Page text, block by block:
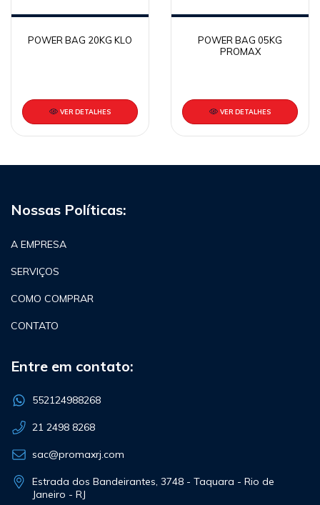
POWER BAG 20KG KLO
VER DETALHES
POWER BAG 05KG
PROMAX
VER DETALHES
Nossas Políticas:
A EMPRESA
SERVIÇOS
COMO COMPRAR
CONTATO
Entre em contato:
552124988268
21 2498 8268
sac@promaxrj.com
Estrada dos Bandeirantes, 3748 - Taquara - Rio de
Janeiro - RJ